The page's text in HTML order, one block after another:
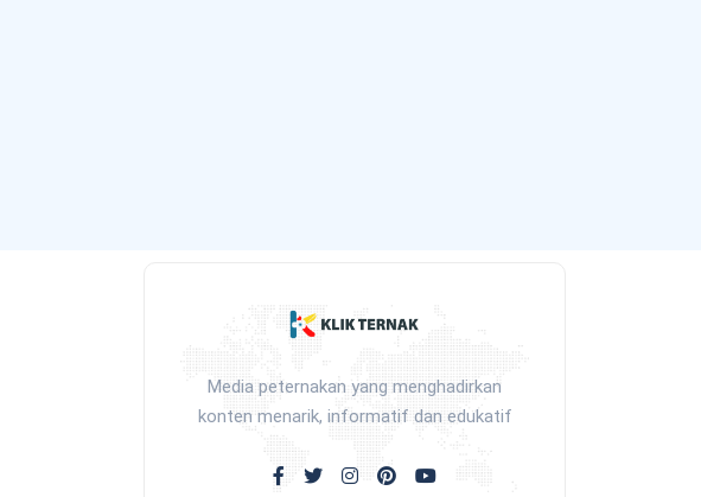
Media peternakan yang menghadirkan
konten menarik, informatif dan edukatif